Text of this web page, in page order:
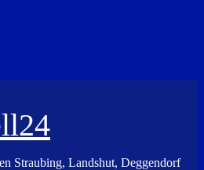
Straubing, Landshut, Deggendorf